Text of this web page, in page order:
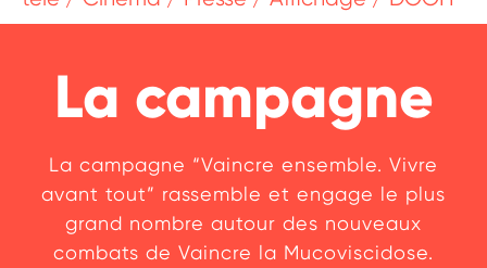
La campagne
La campagne “Vaincre ensemble. Vivre
avant tout” rassemble et engage le plus
grand nombre autour des nouveaux
combats de Vaincre la Mucoviscidose.